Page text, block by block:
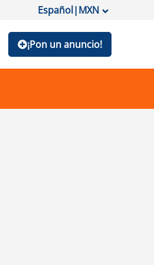
Español|MXN
¡Pon un anuncio!